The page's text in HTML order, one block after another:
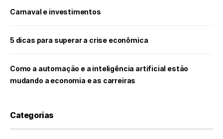
Carnaval e investimentos
5 dicas para superar a crise econômica
Como a automação e a inteligência artificial estão
mudando a economia e as carreiras
Categorias